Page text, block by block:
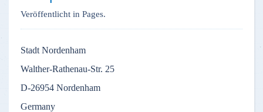
Veröffentlicht in Pages.
Stadt Nordenham
Walther-Rathenau-Str. 25
D-26954 Nordenham
Germany